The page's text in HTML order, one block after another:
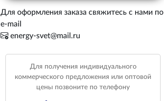
Для оформления заказа свяжитесь с нами по
e-mail
energy-svet@mail.ru
Для получения индивидуального
коммерческого предложения или оптовой
цены позвоните по телефону